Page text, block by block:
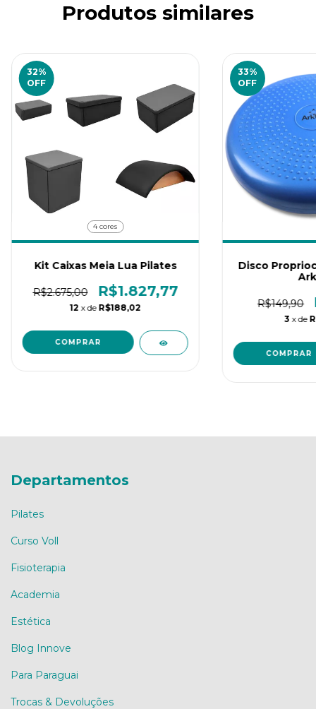
Produtos similares
32%
OFF
4 cores
Kit Caixas Meia Lua Pilates
R$2.675,00 R$1.827,77
12 x de R$188,02
COMPRAR
33%
OFF
Disco
R$149,90
3 x de
Departamentos
Pilates
Curso Voll
Fisioterapia
Academia
Estética
Blog Innove
Para Paraguai
Trocas & Devoluções